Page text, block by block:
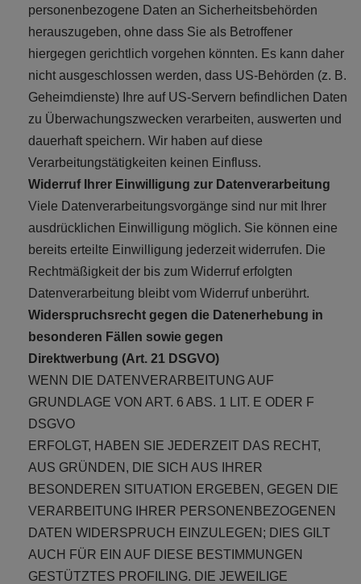
personenbezogene Daten an Sicherheitsbehörden
herauszugeben, ohne dass Sie als Betroffener
hiergegen gerichtlich vorgehen könnten. Es kann daher
nicht ausgeschlossen werden, dass US-Behörden (z. B.
Geheimdienste) Ihre auf US-Servern befindlichen Daten
zu Überwachungszwecken verarbeiten, auswerten und
dauerhaft speichern. Wir haben auf diese
Verarbeitungstätigkeiten keinen Einfluss.
Widerruf Ihrer Einwilligung zur Datenverarbeitung
Viele Datenverarbeitungsvorgänge sind nur mit Ihrer
ausdrücklichen Einwilligung möglich. Sie können eine
bereits erteilte Einwilligung jederzeit widerrufen. Die
Rechtmäßigkeit der bis zum Widerruf erfolgten
Datenverarbeitung bleibt vom Widerruf unberührt.
Widerspruchsrecht gegen die Datenerhebung in
besonderen Fällen sowie gegen
Direktwerbung (Art. 21 DSGVO)
WENN DIE DATENVERARBEITUNG AUF
GRUNDLAGE VON ART. 6 ABS. 1 LIT. E ODER F
DSGVO
ERFOLGT, HABEN SIE JEDERZEIT DAS RECHT,
AUS GRÜNDEN, DIE SICH AUS IHRER
BESONDEREN SITUATION ERGEBEN, GEGEN DIE
VERARBEITUNG IHRER PERSONENBEZOGENEN
DATEN WIDERSPRUCH EINZULEGEN; DIES GILT
AUCH FÜR EIN AUF DIESE BESTIMMUNGEN
GESTÜTZTES PROFILING. DIE JEWEILIGE